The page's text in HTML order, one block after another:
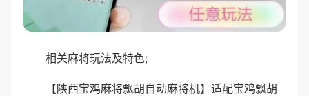
相关麻将玩法及特色;
【陕西宝鸡麻将飘胡自动麻将机】适配宝鸡飘胡